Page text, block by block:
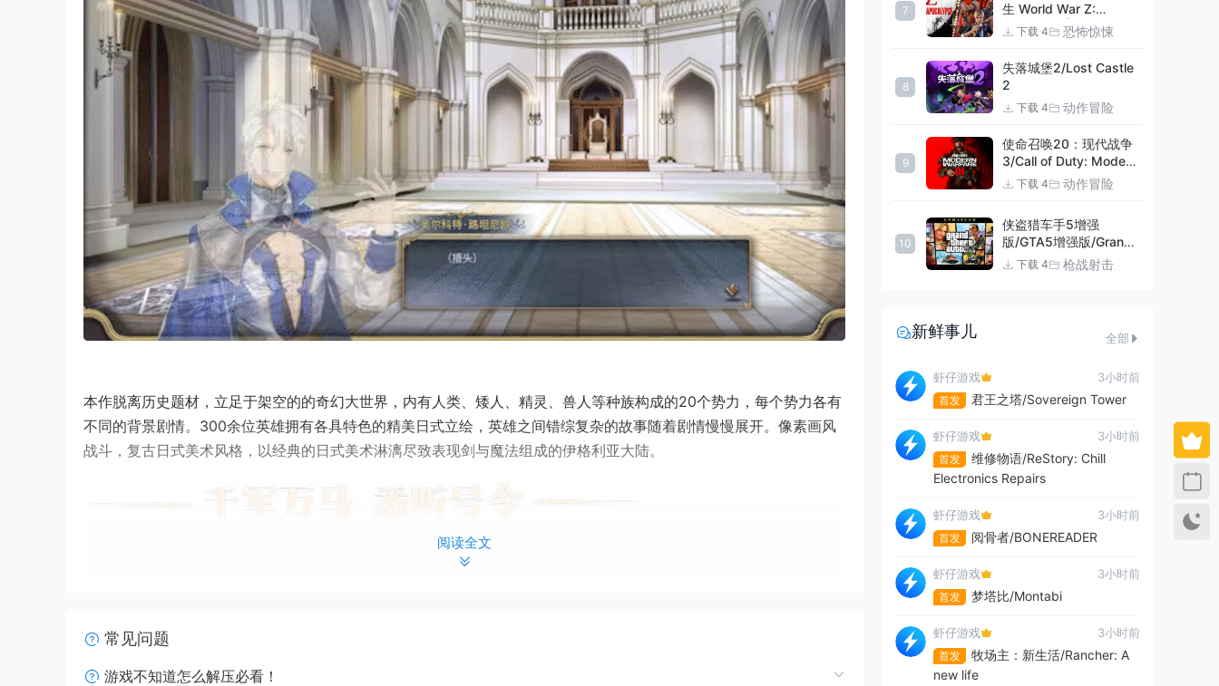
本作脱离历史题材，立足于架空的的奇幻大世界，内有人类、矮人、精灵、兽人等种族构成的20个势力，每个势力各有
不同的背景剧情。300余位英雄拥有各具特色的精美日式立绘，英雄之间错综复杂的故事随着剧情慢慢展开。像素画风
战斗，复古日式美术风格，以经典的日式美术淋漓尽致表现剑与魔法组成的伊格利亚大陆。
阅读全文
常见问题
游戏不知道怎么解压必看！
7
生 World War Z:
Aftermath |官方中文
09.27.24 v20240924
集成DLCs 赠多项修改器
+赠999等级.荣誉技能.
紫色荣誉头框.荣誉枪械
技能.解锁存档 解压即玩
下载 4 恐怖惊悚
8
失落城堡2/Lost Castle
2
下载 4 动作冒险
9
使命召唤20：现代战争
3/Call of Duty: Modern
Warfare III
下载 4 动作冒险
10
侠盗猎车手5增强
版/GTA5增强版/Grand
Theft Auto V
下载 4 枪战射击
新鲜事儿 全部
虾仔游戏 3小时前
首发 君王之塔/Sovereign Tower
虾仔游戏 3小时前
首发
维修物语/ReStory: Chill
Electronics Repairs
虾仔游戏 3小时前
首发 阅骨者/BONEREADER
虾仔游戏 3小时前
首发 梦塔比/Montabi
虾仔游戏 3小时前
首发
牧场主：新生活/Rancher: A
new life